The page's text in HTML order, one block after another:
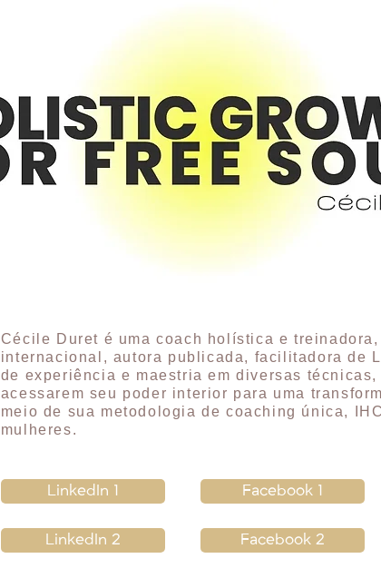
Cécile Duret é uma coach holística e
internacional, autora publicada, facilitadora de
de experiência e maestria em diversas
acessarem seu poder interior para uma
meio de sua metodologia de coaching única,
mulheres.
LinkedIn 1
LinkedIn 2
Facebook 1
Facebook 2